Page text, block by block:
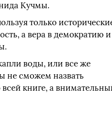
Кучмы.
только
а вера в демократию и
воды, или все же
не сможем назвать
книге, а